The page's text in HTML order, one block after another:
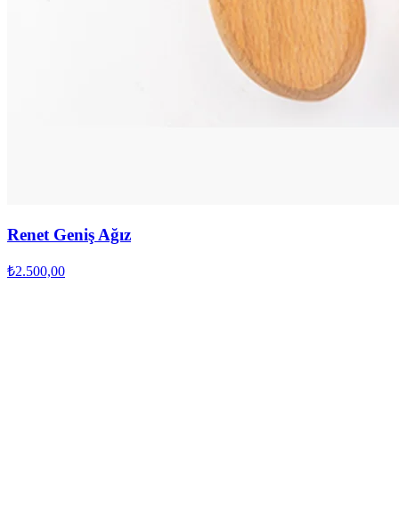
Renet Geniş Ağız
₺2.500,00